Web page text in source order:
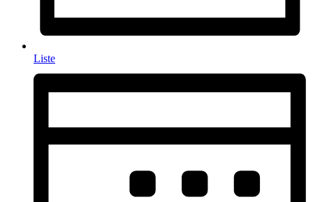
Liste